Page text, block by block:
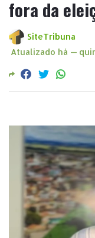
fora da
SiteTribuna
Atualizado há —